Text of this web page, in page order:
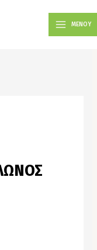
MAIN
MENUΜΕΝΟΥ